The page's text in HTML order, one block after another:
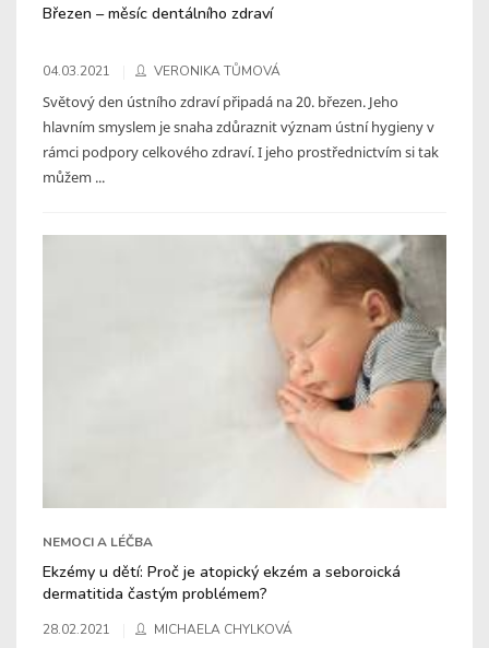
Březen – měsíc dentálního zdraví
04.03.2021 VERONIKA TŮMOVÁ
Světový den ústního zdraví připadá na 20. březen. Jeho
hlavním smyslem je snaha zdůraznit význam ústní hygieny v
rámci podpory celkového zdraví. I jeho prostřednictvím si tak
můžem ...
NEMOCI A LÉČBA
Ekzémy u dětí: Proč je atopický ekzém a seboroická
dermatitida častým problémem?
28.02.2021 MICHAELA CHYLKOVÁ